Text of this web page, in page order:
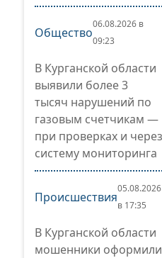
Общество
06.08.2026 в
09:23
В Курганской области
выявили более 3
тысяч нарушений по
газовым счетчикам —
при проверках и через
систему мониторинга
Происшествия
05.08.2026
в 17:35
В Курганской области
мошенники оформили